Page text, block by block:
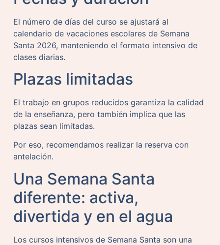
El número de días del curso se ajustará al
calendario de vacaciones escolares de Semana
Santa 2026, manteniendo el formato intensivo de
clases diarias.
Plazas limitadas
El trabajo en grupos reducidos garantiza la calidad
de la enseñanza, pero también implica que las
plazas sean limitadas.
Por eso, recomendamos realizar la reserva con
antelación.
Una Semana Santa
diferente: activa,
divertida y en el agua
Los cursos intensivos de Semana Santa son una